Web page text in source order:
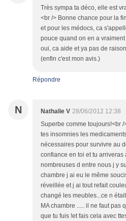
Très sympa ta déco, elle est
<br /> Bonne chance pour la
et pour les médocs, ca
pouce quand on en a
oui, ca aide et ya pas de
(enfin c'est mon avis.)
Répondre
N Nathalie V 28/06/2012 12:38
Superbe comme toujours!<br
tes insomnies les
nécessaires pour survivre au
confiance en toi et tu arriveras
nombreuses d entre nous j y
chambre j ai eu le même
réveillée et j ai tout refait
changé les meubles...ce n
MA chambre ..... il ne faut pas
que tu fuis !et fais cela avec